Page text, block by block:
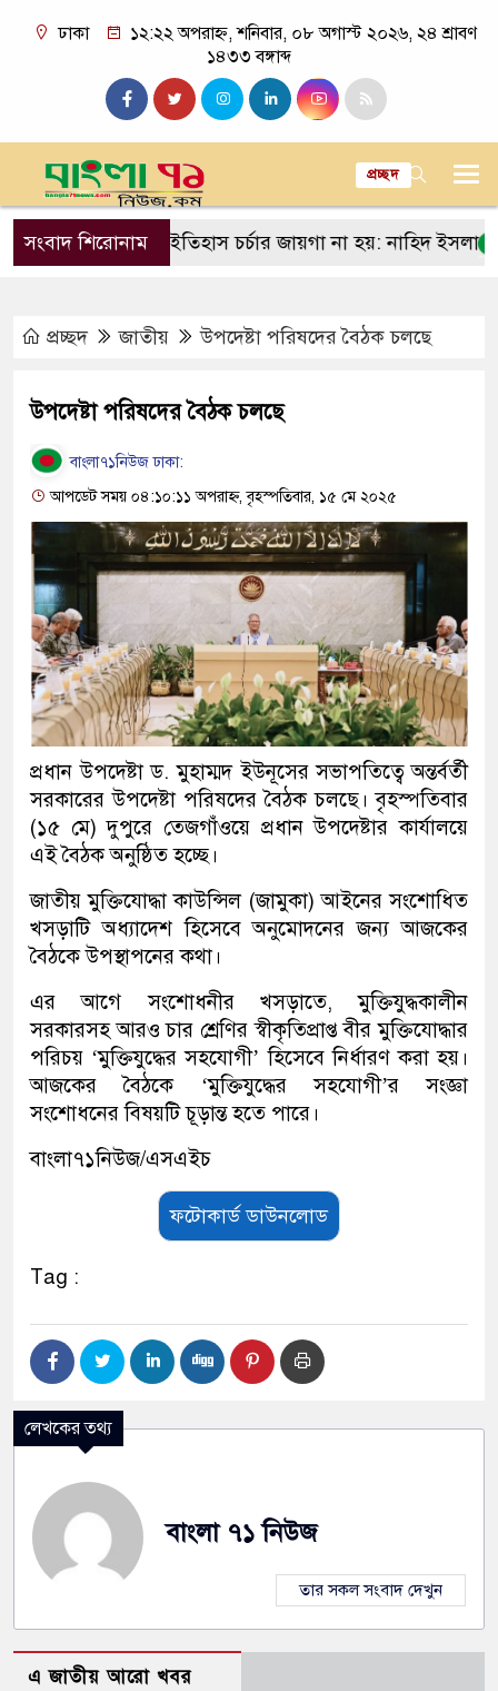
ঢাকা
১২:২২ অপরাহ্ন, শনিবার, ০৮ অগাস্ট ২০২৬, ২৪ শ্রাবণ
১৪৩৩ বঙ্গাব্দ
প্রচ্ছদ
সংবাদ শিরোনাম
যেন দলীয় ইতিহাস চর্চার জায়গা না হয়: নাহিদ ইসলাম আজই
প্রচ্ছদ জাতীয় উপদেষ্টা পরিষদের বৈঠক চলছে
উপদেষ্টা পরিষদের বৈঠক চলছে
বাংলা৭১নিউজ ঢাকা:
আপডেট সময় ০৪:১০:১১ অপরাহ্ন, বৃহস্পতিবার, ১৫ মে ২০২৫
প্রধান উপদেষ্টা ড. মুহাম্মদ ইউনূসের সভাপতিত্বে অন্তর্বর্তী
সরকারের উপদেষ্টা পরিষদের বৈঠক চলছে। বৃহস্পতিবার
(১৫ মে) দুপুরে তেজগাঁওয়ে প্রধান উপদেষ্টার কার্যালয়ে
এই বৈঠক অনুষ্ঠিত হচ্ছে।
জাতীয় মুক্তিযোদ্ধা কাউন্সিল (জামুকা) আইনের সংশোধিত
খসড়াটি অধ্যাদেশ হিসেবে অনুমোদনের জন্য আজকের
বৈঠকে উপস্থাপনের কথা।
এর আগে সংশোধনীর খসড়াতে, মুক্তিযুদ্ধকালীন
সরকারসহ আরও চার শ্রেণির স্বীকৃতিপ্রাপ্ত বীর মুক্তিযোদ্ধার
পরিচয় ‘মুক্তিযুদ্ধের সহযোগী’ হিসেবে নির্ধারণ করা হয়।
আজকের বৈঠকে ‘মুক্তিযুদ্ধের সহযোগী’র সংজ্ঞা
সংশোধনের বিষয়টি চূড়ান্ত হতে পারে।
বাংলা৭১নিউজ/এসএইচ
ফটোকার্ড ডাউনলোড
Tag :
লেখকের তথ্য
বাংলা ৭১ নিউজ
তার সকল সংবাদ দেখুন
এ জাতীয় আরো খবর